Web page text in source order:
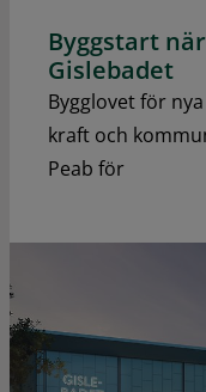
Byggstart
Gislebadet
Bygglovet för
kraft och
Peab för